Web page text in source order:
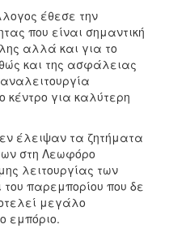
έθεσε την
που είναι σημαντική
αλλά και για το
και της ασφάλειας
κέντρο για καλύτερη
έλειψαν τα ζητήματα
στη Λεωφόρο
λειτουργίας των
παρεμπορίου που δε
μεγάλο
εμπόριο.